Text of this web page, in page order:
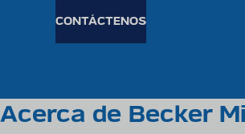
CONTÁCTENOS
Acerca de Becker